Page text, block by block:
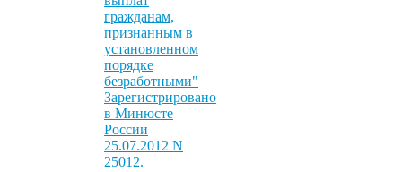
гражданам,
признанным в
установленном
порядке
безработными"
Зарегистрировано
в Минюсте
России
25.07.2012 N
25012.